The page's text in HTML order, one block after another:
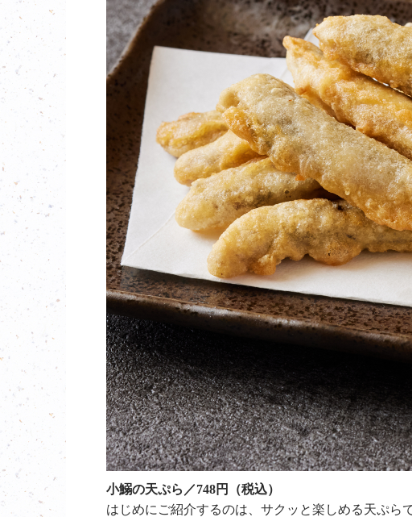
小鰯の天ぷら／748円（税込）
はじめにご紹介するのは、サクッと楽しめる天ぷら